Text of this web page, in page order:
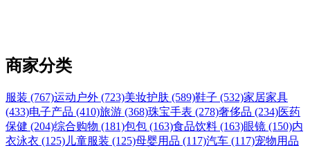
商家分类
服装 (767)运动户外 (723)美妆护肤 (589)鞋子 (532)家居家具
(433)电子产品 (410)旅游 (368)珠宝手表 (278)奢侈品 (234)医药
保健 (204)综合购物 (181)包包 (163)食品饮料 (163)眼镜 (150)内
衣泳衣 (125) 儿童服装 (125)母婴用品 (117)汽车 (117)宠物用品